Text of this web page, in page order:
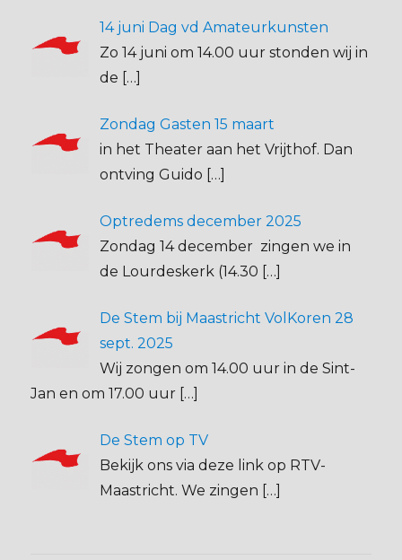
14 juni Dag vd Amateurkunsten
Zo 14 juni om 14.00 uur stonden wij in
de […]
Zondag Gasten 15 maart
in het Theater aan het Vrijthof. Dan
ontving Guido […]
Optredems december 2025
Zondag 14 december zingen we in
de Lourdeskerk (14.30 […]
De Stem bij Maastricht VolKoren 28
sept. 2025
Wij zongen om 14.00 uur in de Sint-
Jan en om 17.00 uur […]
De Stem op TV
Bekijk ons via deze link op RTV-
Maastricht. We zingen […]